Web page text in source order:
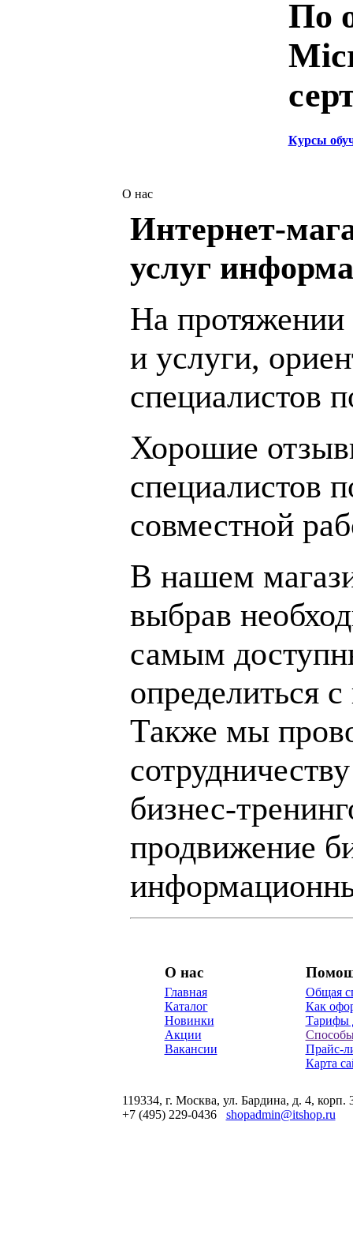
По
Курсы
О нас
Интернет-
услуг
На протяжении
и услуги,
специалистов
Хорошие
специалистов
совместной
В нашем
выбрав
самым
определиться
Также мы
бизнес-
продвижение
О нас
Главная
Каталог
Новинки
Акции
Вакансии
Общая
Как
Тарифы
Прайс-
Карта
119334, г. Москва, ул. Бардина, д. 4, корп.
+7 (495) 229-0436 shopadmin@itshop.ru